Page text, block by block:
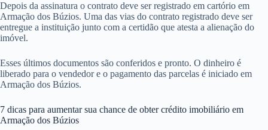
Depois da assinatura o contrato deve ser registrado em cartório em
Armação dos Búzios. Uma das vias do contrato registrado deve ser
entregue a instituição junto com a certidão que atesta a alienação do
imóvel.
Esses últimos documentos são conferidos e pronto. O dinheiro é
liberado para o vendedor e o pagamento das parcelas é iniciado em
Armação dos Búzios.
7 dicas para aumentar sua chance de obter crédito imobiliário em
Armação dos Búzios